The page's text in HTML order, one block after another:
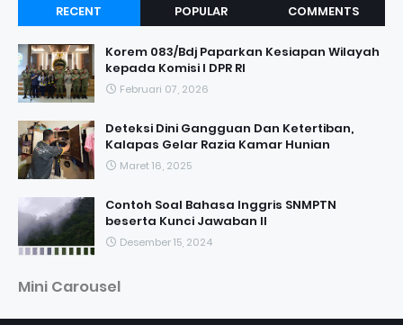
RECENT POPULAR COMMENTS
Korem 083/Bdj Paparkan Kesiapan Wilayah
kepada Komisi I DPR RI
Februari 07, 2026
Deteksi Dini Gangguan Dan Ketertiban,
Kalapas Gelar Razia Kamar Hunian
Maret 16, 2025
Contoh Soal Bahasa Inggris SNMPTN
beserta Kunci Jawaban II
Desember 15, 2024
Mini Carousel